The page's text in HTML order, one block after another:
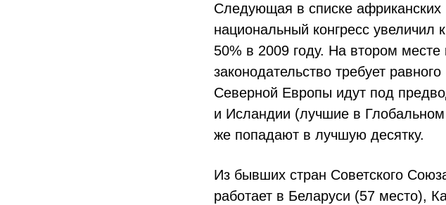
Следующая в списке
национальный конгресс увеличил
50% в 2009 году. На втором
законодательство требует
Северной Европы идут под
и Исландии (лучшие в
же попадают в лучшую десятку.
Из бывших стран Советского
работает в Беларуси (57 место),